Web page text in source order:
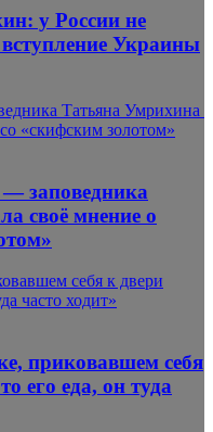
у России не
Украины
Татьяна Умрихина
«скифским золотом​»
заповедника
своё мнение о
себя к двери
часто ходит»
приковавшем себя
его еда, он туда